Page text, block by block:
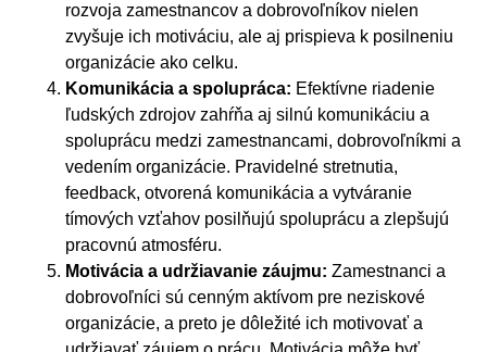
rozvoja zamestnancov a dobrovoľníkov nielen
zvyšuje ich motiváciu, ale aj prispieva k posilneniu
organizácie ako celku.
Komunikácia a spolupráca: Efektívne riadenie
ľudských zdrojov zahŕňa aj silnú komunikáciu a
spoluprácu medzi zamestnancami, dobrovoľníkmi a
vedením organizácie. Pravidelné stretnutia,
feedback, otvorená komunikácia a vytváranie
tímových vzťahov posilňujú spoluprácu a zlepšujú
pracovnú atmosféru.
Motivácia a udržiavanie záujmu: Zamestnanci a
dobrovoľníci sú cenným aktívom pre neziskové
organizácie, a preto je dôležité ich motivovať a